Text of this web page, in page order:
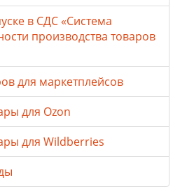
в СДС «Система
производства товаров
для маркетплейсов
для Ozon
для Wildberries